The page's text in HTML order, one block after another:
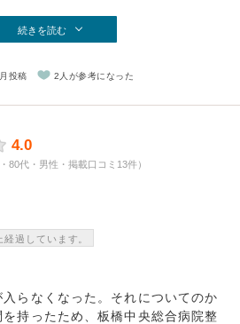
続きを読む
投稿 2人が参考になった
4.0
80代・男性・掲載口コミ13件）
過しています。
らなくなった。それについてのか
持ったため、板橋中央総合病院整